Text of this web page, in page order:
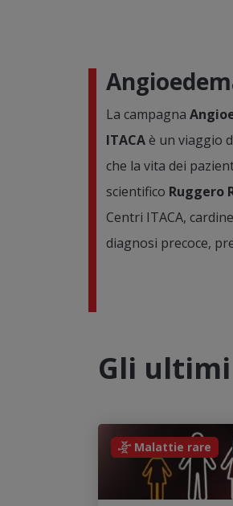
La campagna
ITACAè un viaggio
che la vita dei
scientifico Ruggero
Centri ITACA,
diagnosi precoce,
Gli
Malattie rare